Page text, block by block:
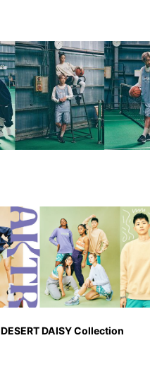
DESERT DAISY Collection